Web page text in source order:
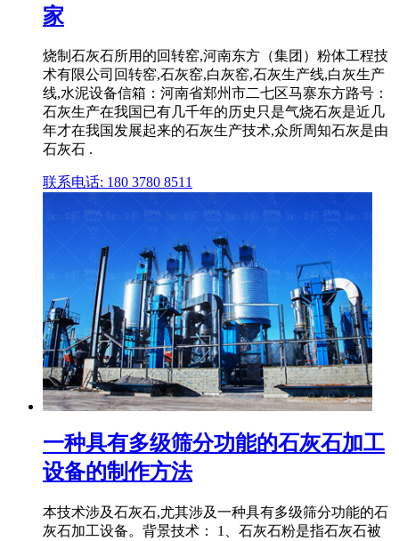
家
烧制石灰石所用的回转窑,河南东方（集团）粉体工程技
术有限公司回转窑,石灰窑,白灰窑,石灰生产线,白灰生产
线,水泥设备信箱：河南省郑州市二七区马寨东方路号：
石灰生产在我国已有几千年的历史只是气烧石灰是近几
年才在我国发展起来的石灰生产技术,众所周知石灰是由
石灰石 .
联系电话: 180 3780 8511
一种具有多级筛分功能的石灰石加工
设备的制作方法
本技术涉及石灰石,尤其涉及一种具有多级筛分功能的石
灰石加工设备。背景技术： 1、石灰石粉是指石灰石被